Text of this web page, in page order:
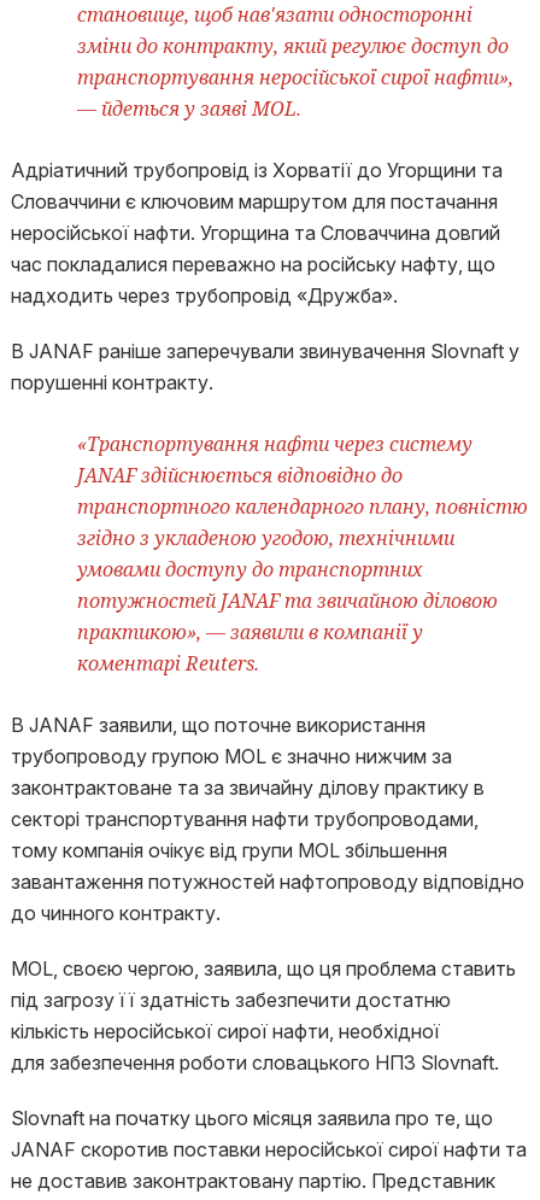
становище, щоб нав'язати односторонні
зміни до контракту, який регулює доступ до
транспортування неросійської сирої нафти»,
— йдеться у заяві MOL.
Адріатичний трубопровід із Хорватії до Угорщини та
Словаччини є ключовим маршрутом для постачання
неросійської нафти. Угорщина та Словаччина довгий
час покладалися переважно на російську нафту, що
надходить через трубопровід «Дружба».
В JANAF раніше заперечували звинувачення Slovnaft у
порушенні контракту.
«Транспортування нафти через систему
JANAF здійснюється відповідно до
транспортного календарного плану, повністю
згідно з укладеною угодою, технічними
умовами доступу до транспортних
потужностей JANAF та звичайною діловою
практикою», — заявили в компанії у
коментарі Reuters.
В JANAF заявили, що поточне використання
трубопроводу групою MOL є значно нижчим за
законтрактоване та за звичайну ділову практику в
секторі транспортування нафти трубопроводами,
тому компанія очікує від групи MOL збільшення
завантаження потужностей нафтопроводу відповідно
до чинного контракту.
MOL, своєю чергою, заявила, що ця проблема ставить
під загрозу її здатність забезпечити достатню
кількість неросійської сирої нафти, необхідної
для забезпечення роботи словацького НПЗ Slovnaft.
Slovnaft на початку цього місяця заявила про те, що
JANAF скоротив поставки неросійської сирої нафти та
не доставив законтрактовану партію. Представник